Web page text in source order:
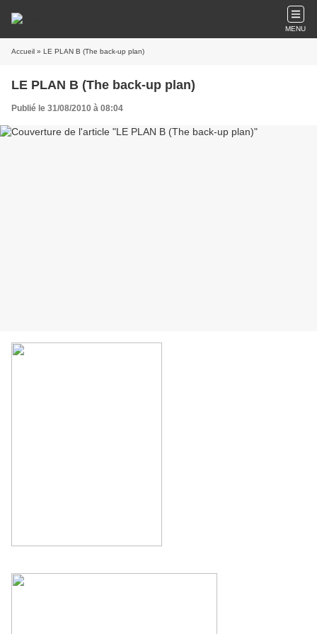
MENU
Accueil » LE PLAN B (The back-up plan)
LE PLAN B (The back-up plan)
Publié le 31/08/2010 à 08:04